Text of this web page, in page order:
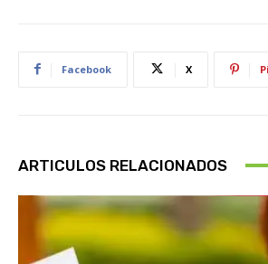
Facebook X
ARTICULOS RELACIONADOS